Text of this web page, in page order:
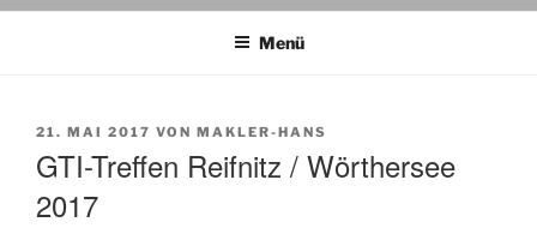
Menü
VERÖFFENTLICHT
21. MAI 2017 VON MAKLER-HANS
GTI-Treffen Reifnitz / Wörthersee
2017